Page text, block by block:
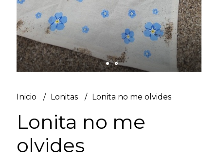
Inicio Lonitas Lonita no me olvides
Lonita no me
olvides